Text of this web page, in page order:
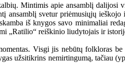
Mintimis apie ansamblį dalijosi
svetur priėmusiųjų
iš knygos savo minimaliai
„Ratilio“ reiškinio liudytojais ir
Visgi jis nebūtų folkloras
užsitikrins nemirtingumą, tačiau